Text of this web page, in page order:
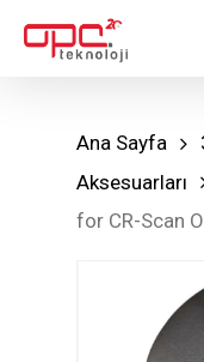
Ana Sayfa
Aksesuarları
for CR-Scan